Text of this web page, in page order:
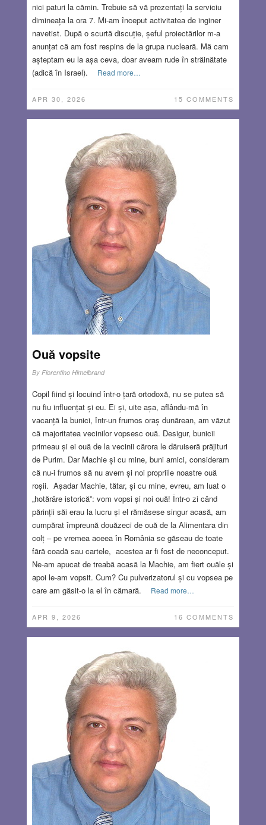
nici paturi la cămin. Trebuie să vă prezentați la serviciu
dimineața la ora 7. Mi-am început activitatea de inginer
navetist. După o scurtă discuție, șeful proiectărilor m-a
anunțat că am fost respins de la grupa nucleară. Mă cam
așteptam eu la așa ceva, doar aveam rude în străinătate
(adică în Israel).
Read more…
APR 30, 2026 15 COMMENTS
Ouă vopsite
By Florentino Himelbrand
Copil fiind și locuind într-o țară ortodoxă, nu se putea să
nu fiu influențat și eu. Ei și, uite așa, aflându-mă în
vacanță la bunici, într-un frumos oraș dunărean, am văzut
că majoritatea vecinilor vopsesc ouă. Desigur, bunicii
primeau și ei ouă de la vecinii cărora le dăruiseră prăjituri
de Purim. Dar Machie și cu mine, buni amici, consideram
că nu-i frumos să nu avem și noi propriile noastre ouă
roșii. Așadar Machie, tătar, și cu mine, evreu, am luat o
„hotărâre istorică”: vom vopsi și noi ouă! Într-o zi când
părinții săi erau la lucru și el rămăsese singur acasă, am
cumpărat împreună douăzeci de ouă de la Alimentara din
colț – pe vremea aceea în România se găseau de toate
fără coadă sau cartele, acestea ar fi fost de neconceput.
Ne-am apucat de treabă acasă la Machie, am fiert ouăle și
apoi le-am vopsit. Cum? Cu pulverizatorul și cu vopsea pe
care am găsit-o la el în cămară.
Read more…
APR 9, 2026 16 COMMENTS